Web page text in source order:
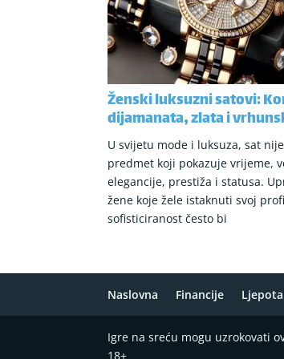
Ženski luksuzni satovi:
dijamanata, zlata i
U svijetu mode i luksuza, sat
predmet koji pokazuje vrijeme,
elegancije, prestiža i statusa.
žene koje žele istaknuti svoj
sofisticiranost često bi
Naslovna Financije
Igre na sreću mogu uzrokovati
18+